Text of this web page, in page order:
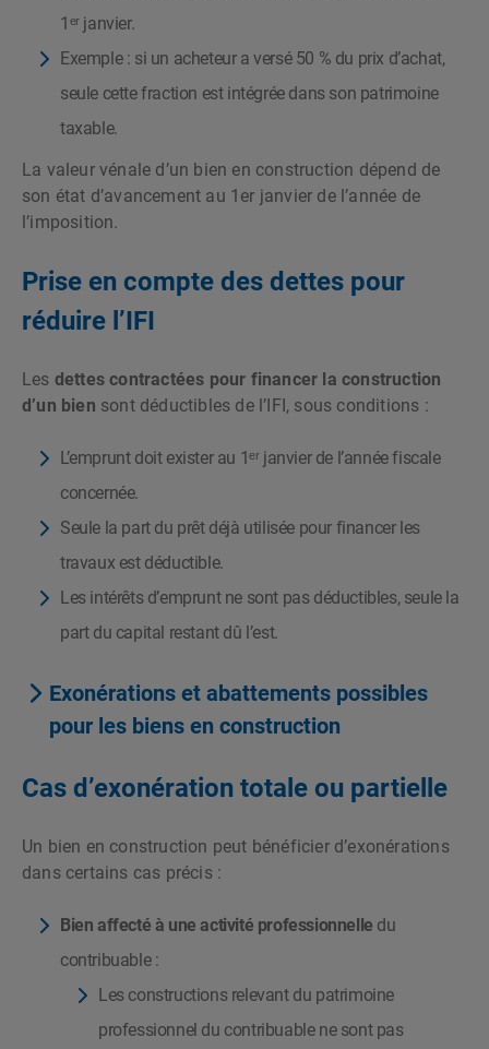
1ᵉʳ janvier.
Exemple : si un acheteur a versé 50 % du prix d’achat,
seule cette fraction est intégrée dans son patrimoine
taxable.
La valeur vénale d’un bien en construction dépend de
son état d’avancement au 1 er janvier de l’année de
l’imposition.
Prise en compte des dettes pour
réduire l’IFI
Les dettes contractées pour financer la construction
d’un bien sont déductibles de l’IFI, sous conditions :
L’emprunt doit exister au 1ᵉʳ janvier de l’année fiscale
concernée.
Seule la part du prêt déjà utilisée pour financer les
travaux est déductible.
Les intérêts d’emprunt ne sont pas déductibles, seule la
part du capital restant dû l’est.
Exonérations et abattements possibles
pour les biens en construction
Cas d’exonération totale ou partielle
Un bien en construction peut bénéficier d’exonérations
dans certains cas précis :
Bien affecté à une activité professionnelle du
contribuable :
Les constructions relevant du patrimoine
professionnel du contribuable ne sont pas